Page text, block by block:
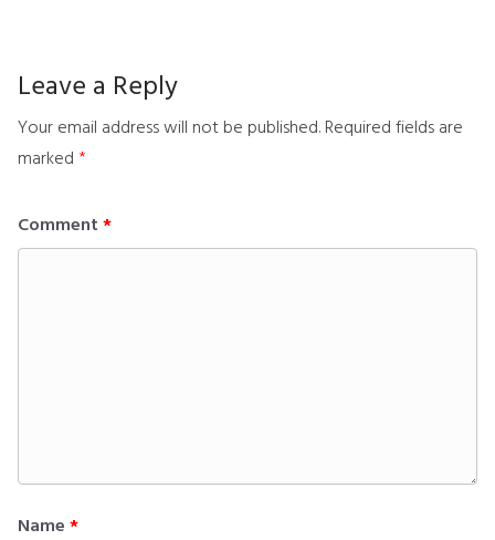
Leave a Reply
Your email address will not be published. Required fields are
marked *
Comment *
Name *